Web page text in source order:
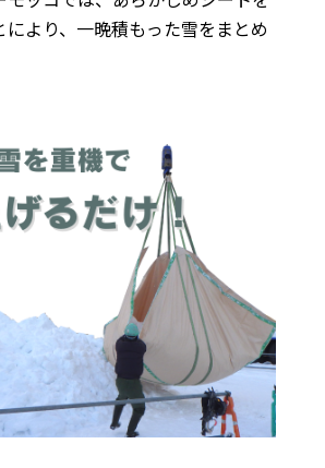
より、一晩積もった雪をまとめ